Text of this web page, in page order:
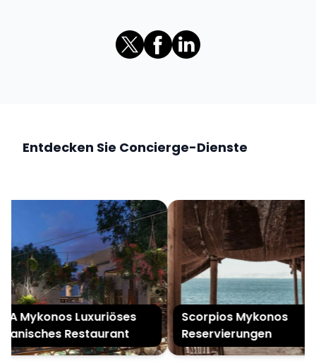
Entdecken Sie Concierge-Dienste
Mykonos Luxuriöses
Restaurant
Scorpios Mykonos
Reservierungen